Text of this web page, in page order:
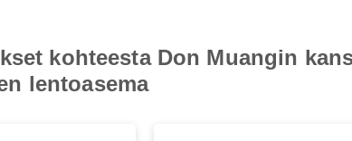
kohteesta Don Muangin
lentoasema